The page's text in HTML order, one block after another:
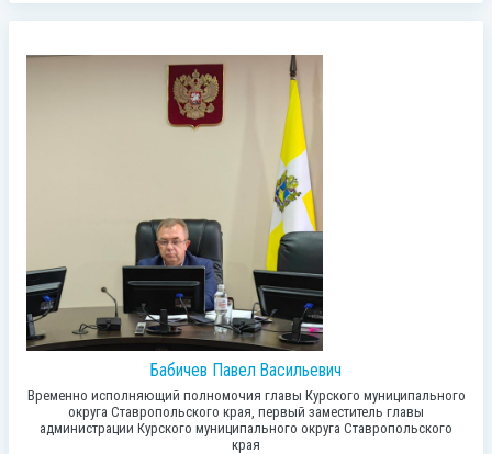
Бабичев Павел Васильевич
Временно исполняющий полномочия главы Курского муниципального
округа Ставропольского края, первый заместитель главы
администрации Курского муниципального округа Ставропольского
края